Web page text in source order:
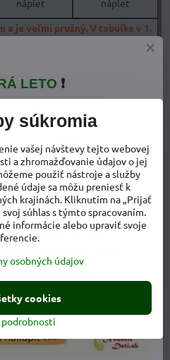
náplet
náplet
a je veľmi pružný. V tabuľke v 1.
dieťaťa, na ktorý budú nohavice
a vonkajšia dĺžka nohavice sú
na podložke, viď. obrázok
súkromia
vašej návštevy tejto webovej
a zhromažďovanie údajov o jej
použiť nástroje a služby
údaje sa môžu preniesť k
krajinách. Kliknutím na „Prijať
súhlas s týmto spracovaním.
informácie alebo upraviť svoje
osobných údajov
podrobnosti
cookies
LETO ❗